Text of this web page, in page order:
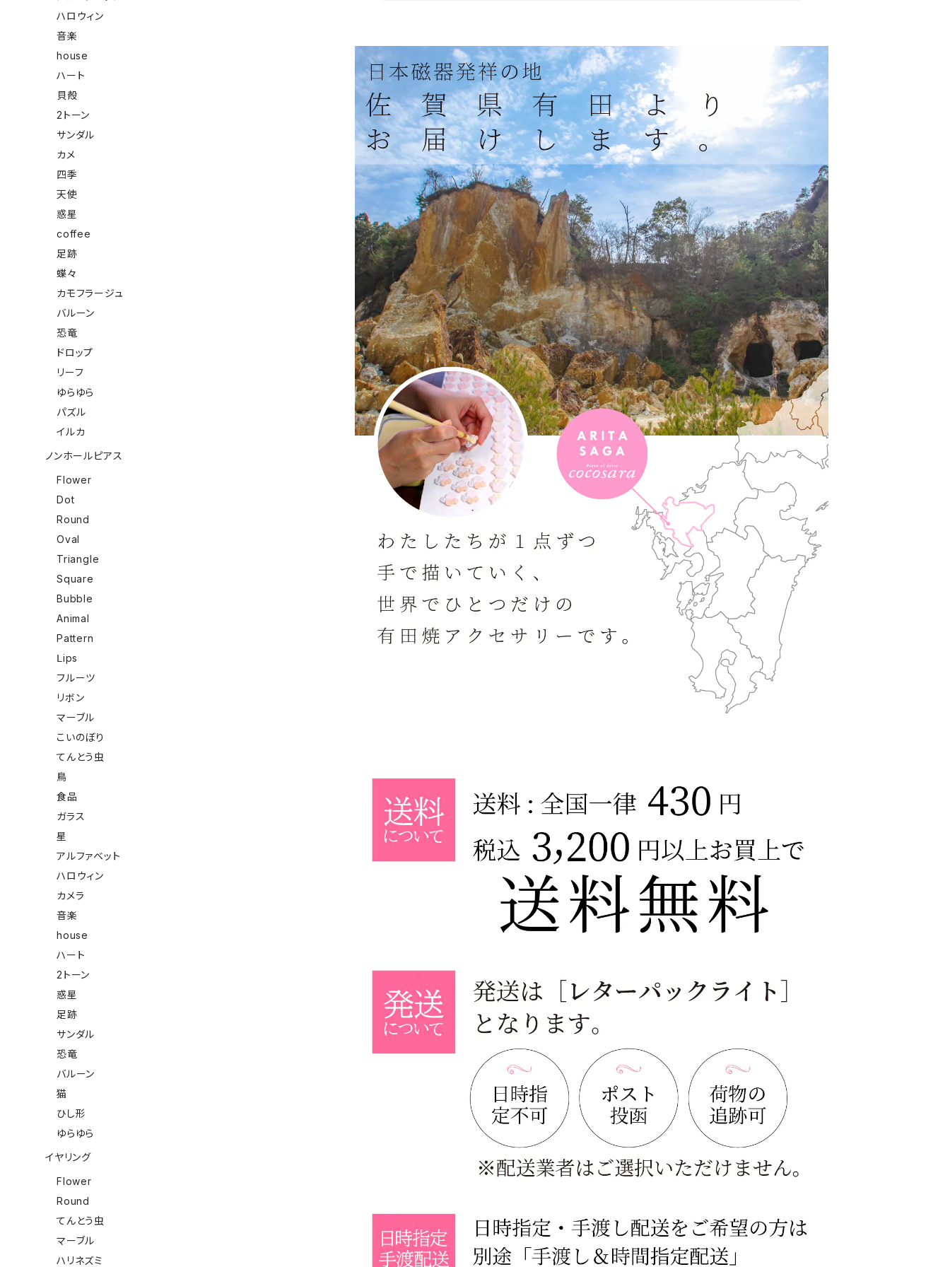
ハロウィン
音楽
house
ハート
貝殻
2トーン
サンダル
カメ
四季
天使
惑星
coffee
足跡
蝶々
カモフラージュ
バルーン
恐竜
ドロップ
リーフ
ゆらゆら
パズル
イルカ
ノンホールピアス
Flower
Dot
Round
Oval
Triangle
Square
Bubble
Animal
Pattern
Ⅼips
フルーツ
リボン
マーブル
こいのぼり
てんとう虫
鳥
食品
ガラス
星
アルファベット
ハロウィン
カメラ
音楽
house
ハート
2トーン
惑星
足跡
サンダル
恐竜
バルーン
猫
ひし形
ゆらゆら
イヤリング
Flower
Round
てんとう虫
マーブル
ハリネズミ